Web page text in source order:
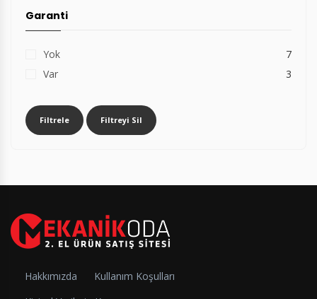
Garanti
Yok
7
Var
3
Filtrele Filtreyi Sil
Hakkımızda
Kullanım Koşulları